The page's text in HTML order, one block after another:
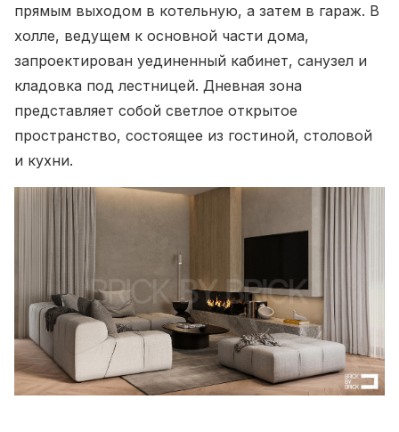
прямым выходом в котельную, а затем в гараж. В
холле, ведущем к основной части дома,
запроектирован уединенный кабинет, санузел и
кладовка под лестницей. Дневная зона
представляет собой светлое открытое
пространство, состоящее из гостиной, столовой
и кухни.